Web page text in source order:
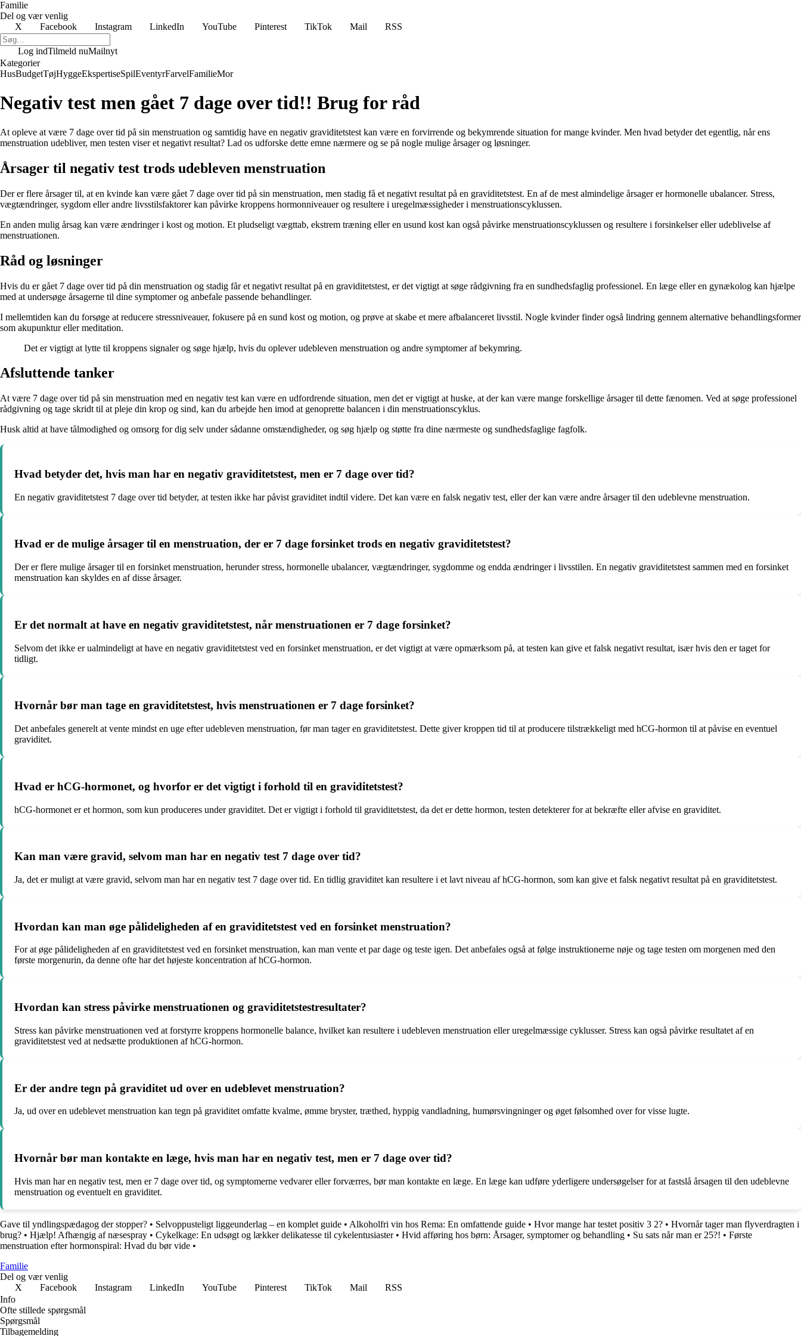
Familie
Del og vær venlig
X
Facebook Instagram LinkedIn YouTube Pinterest TikTok Mail RSS
Log indTilmeld nuMailnyt
Kategorier
HusBudgetTøjHyggeEkspertiseSpilEventyrFarvelFamilieMor
Negativ test men gået 7 dage over tid!! Brug for råd
At opleve at være 7 dage over tid på sin menstruation og samtidig have en negativ graviditetstest kan være en forvirrende og bekymrende situation for mange kvinder. Men hvad betyder det egentlig, når ens
menstruation udebliver, men testen viser et negativt resultat? Lad os udforske dette emne nærmere og se på nogle mulige årsager og løsninger.
Årsager til negativ test trods udebleven menstruation
Der er flere årsager til, at en kvinde kan være gået 7 dage over tid på sin menstruation, men stadig få et negativt resultat på en graviditetstest. En af de mest almindelige årsager er hormonelle ubalancer. Stress,
vægtændringer, sygdom eller andre livsstilsfaktorer kan påvirke kroppens hormonniveauer og resultere i uregelmæssigheder i menstruationscyklussen.
En anden mulig årsag kan være ændringer i kost og motion. Et pludseligt vægttab, ekstrem træning eller en usund kost kan også påvirke menstruationscyklussen og resultere i forsinkelser eller udeblivelse af
menstruationen.
Råd og løsninger
Hvis du er gået 7 dage over tid på din menstruation og stadig får et negativt resultat på en graviditetstest, er det vigtigt at søge rådgivning fra en sundhedsfaglig professionel. En læge eller en gynækolog kan hjælpe
med at undersøge årsagerne til dine symptomer og anbefale passende behandlinger.
I mellemtiden kan du forsøge at reducere stressniveauer, fokusere på en sund kost og motion, og prøve at skabe et mere afbalanceret livsstil. Nogle kvinder finder også lindring gennem alternative behandlingsformer
som akupunktur eller meditation.
Det er vigtigt at lytte til kroppens signaler og søge hjælp, hvis du oplever udebleven menstruation og andre symptomer af bekymring.
Afsluttende tanker
At være 7 dage over tid på sin menstruation med en negativ test kan være en udfordrende situation, men det er vigtigt at huske, at der kan være mange forskellige årsager til dette fænomen. Ved at søge professionel
rådgivning og tage skridt til at pleje din krop og sind, kan du arbejde hen imod at genoprette balancen i din menstruationscyklus.
Husk altid at have tålmodighed og omsorg for dig selv under sådanne omstændigheder, og søg hjælp og støtte fra dine nærmeste og sundhedsfaglige fagfolk.
Hvad betyder det, hvis man har en negativ graviditetstest, men er 7 dage over tid?
En negativ graviditetstest 7 dage over tid betyder, at testen ikke har påvist graviditet indtil videre. Det kan være en falsk negativ test, eller der kan være andre årsager til den udeblevne menstruation.
Hvad er de mulige årsager til en menstruation, der er 7 dage forsinket trods en negativ graviditetstest?
Der er flere mulige årsager til en forsinket menstruation, herunder stress, hormonelle ubalancer, vægtændringer, sygdomme og endda ændringer i livsstilen. En negativ graviditetstest sammen med en forsinket
menstruation kan skyldes en af disse årsager.
Er det normalt at have en negativ graviditetstest, når menstruationen er 7 dage forsinket?
Selvom det ikke er ualmindeligt at have en negativ graviditetstest ved en forsinket menstruation, er det vigtigt at være opmærksom på, at testen kan give et falsk negativt resultat, især hvis den er taget for
tidligt.
Hvornår bør man tage en graviditetstest, hvis menstruationen er 7 dage forsinket?
Det anbefales generelt at vente mindst en uge efter udebleven menstruation, før man tager en graviditetstest. Dette giver kroppen tid til at producere tilstrækkeligt med hCG-hormon til at påvise en eventuel
graviditet.
Hvad er hCG-hormonet, og hvorfor er det vigtigt i forhold til en graviditetstest?
hCG-hormonet er et hormon, som kun produceres under graviditet. Det er vigtigt i forhold til graviditetstest, da det er dette hormon, testen detekterer for at bekræfte eller afvise en graviditet.
Kan man være gravid, selvom man har en negativ test 7 dage over tid?
Ja, det er muligt at være gravid, selvom man har en negativ test 7 dage over tid. En tidlig graviditet kan resultere i et lavt niveau af hCG-hormon, som kan give et falsk negativt resultat på en graviditetstest.
Hvordan kan man øge pålideligheden af en graviditetstest ved en forsinket menstruation?
For at øge pålideligheden af en graviditetstest ved en forsinket menstruation, kan man vente et par dage og teste igen. Det anbefales også at følge instruktionerne nøje og tage testen om morgenen med den
første morgenurin, da denne ofte har det højeste koncentration af hCG-hormon.
Hvordan kan stress påvirke menstruationen og graviditetstestresultater?
Stress kan påvirke menstruationen ved at forstyrre kroppens hormonelle balance, hvilket kan resultere i udebleven menstruation eller uregelmæssige cyklusser. Stress kan også påvirke resultatet af en
graviditetstest ved at nedsætte produktionen af hCG-hormon.
Er der andre tegn på graviditet ud over en udeblevet menstruation?
Ja, ud over en udeblevet menstruation kan tegn på graviditet omfatte kvalme, ømme bryster, træthed, hyppig vandladning, humørsvingninger og øget følsomhed over for visse lugte.
Hvornår bør man kontakte en læge, hvis man har en negativ test, men er 7 dage over tid?
Hvis man har en negativ test, men er 7 dage over tid, og symptomerne vedvarer eller forværres, bør man kontakte en læge. En læge kan udføre yderligere undersøgelser for at fastslå årsagen til den udeblevne
menstruation og eventuelt en graviditet.
Gave til yndlingspædagog der stopper? • Selvoppusteligt liggeunderlag – en komplet guide • Alkoholfri vin hos Rema: En omfattende guide • Hvor mange har testet positiv 3 2? • Hvornår tager man flyverdragten i
brug? • Hjælp! Afhængig af næsespray • Cykelkage: En udsøgt og lækker delikatesse til cykelentusiaster• Hvid afføring hos børn: Årsager, symptomer og behandling • Su sats når man er 25?! • Første
menstruation efter hormonspiral: Hvad du bør vide •
Familie
Del og vær venlig
X
Facebook Instagram LinkedIn YouTube Pinterest TikTok Mail
RSS
Info
Ofte stillede spørgsmål
Spørgsmål
Tilbagemelding